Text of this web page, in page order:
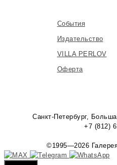
События
Издательство
VILLA PERLOV
Оферта
Санкт-Петербург,
+7 (812)
©1995—2026